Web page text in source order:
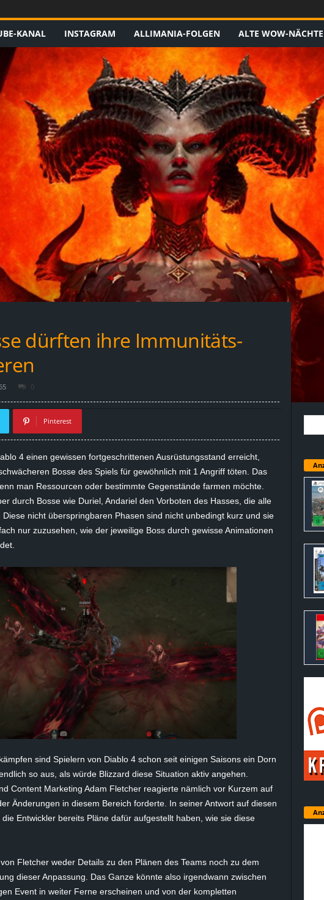
KANAL INSTAGRAM ALLIMANIA-FOLGEN ALTE WOW-NÄCHTE
dürften ihre Immunitäts-
0
Pinterest
4 einen gewissen fortgeschrittenen Ausrüstungsstand erreicht,
Bosse des Spiels für gewöhnlich mit 1 Angriff töten. Das
man Ressourcen oder bestimmte Gegenstände farmen möchte.
durch Bosse wie Duriel, Andarielden Vorboten des Hasses, die alle
nicht überspringbaren Phasen sind nicht unbedingt kurz und sie
nur zuzusehen, wie der jeweilige Boss durch gewisse Animationen
sind Spielern von Diablo4 schon seit einigen Saisons ein Dorn
so aus, als würde Blizzard diese Situation aktiv angehen.
Content Marketing Adam Fletcherreagierte nämlich vor Kurzem auf
Änderungen in diesem Bereich forderte. In seiner Antwort auf diesen
Entwickler bereits Pläne dafür aufgestellt haben, wie sie diese
Fletcherweder Details zu den Plänen des Teams noch zu dem
dieser Anpassung. Das Ganze könnte also irgendwann zwischen
Event in weiter Ferne erscheinen und von der kompletten